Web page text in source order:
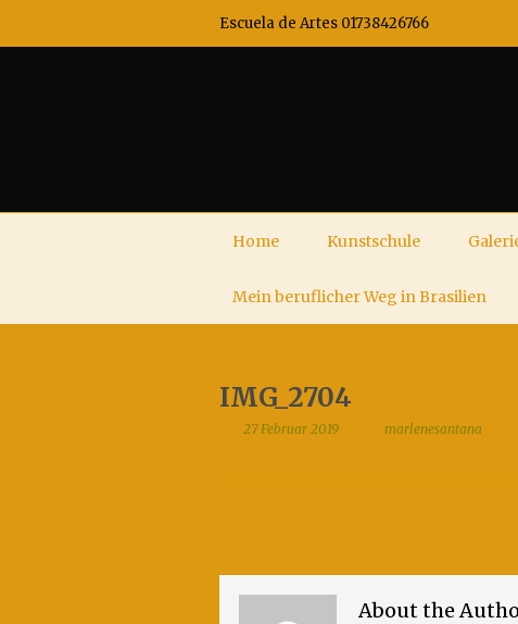
Escuela de Artes 01738426766
Home Kunstschule
Mein beruflicher Weg in Brasilien
IMG_2704
27 Februar 2019 marlenesantana
About the